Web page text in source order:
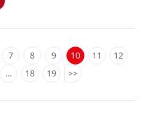
7 8 9 10 11
12
… 18 19 >>